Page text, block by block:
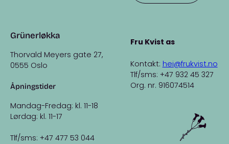
Grünerløkka
Thorvald Meyers gate 27,
0555 Oslo
Åpningstider
Mandag-Fredag: kl. 11-18
Lørdag: kl. 11-17
Tlf/sms: +47 477 53 044
Fru Kvist as
Kontakt: hei@frukvist.no
Tlf/sms: +47 932 45 327
Org. nr. 916074514